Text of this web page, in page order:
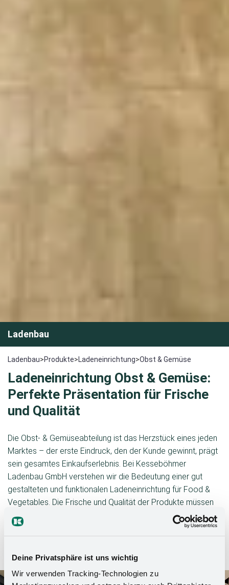
Deine Privatsphäre ist uns wichtig
Wir verwenden Tracking-Technologien zu
Ladenbau
Ladenbau>Produkte>Ladeneinrichtung>Obst & Gemüse
Ladeneinrichtung Obst & Gemüse:
Perfekte Präsentation für Frische
und Qualität
Die Obst- & Gemüseabteilung ist das Herzstück eines jeden
Marktes – der erste Eindruck, den der Kunde gewinnt, prägt
sein gesamtes Einkaufserlebnis. Bei Kesseböhmer
Ladenbau GmbH verstehen wir die Bedeutung einer gut
gestalteten und funktionalen Ladeneinrichtung für Food &
Vegetables. Die Frische und Qualität der Produkte müssen
nicht nur überzeugen, sondern auch optimal präsentiert
werden. In diesem Kontext spielen Aspekte wie die
und die Warenpräsentation eine entscheidende Rolle.